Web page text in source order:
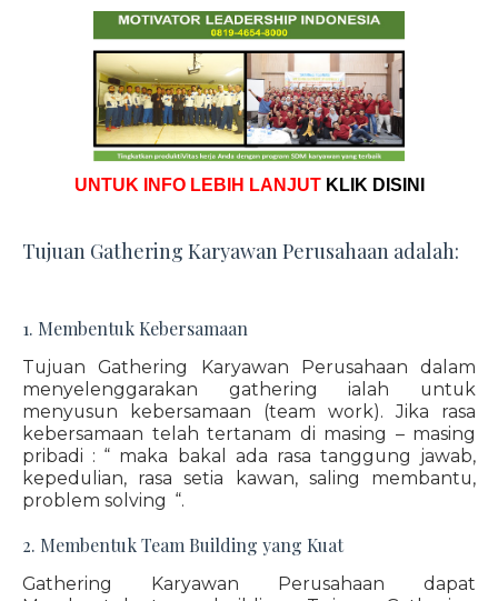
UNTUK INFO LEBIH LANJUT KLIK DISINI
Tujuan Gathering Karyawan Perusahaan adalah:
1. Membentuk Kebersamaan
Tujuan Gathering Karyawan Perusahaan dalam
menyelenggarakan gathering ialah untuk
menyusun kebersamaan (team work). Jika rasa
kebersamaan telah tertanam di masing – masing
pribadi : “ maka bakal ada rasa tanggung jawab,
kepedulian, rasa setia kawan, saling membantu,
problem solving “.
2. Membentuk Team Building yang Kuat
Gathering Karyawan Perusahaan dapat